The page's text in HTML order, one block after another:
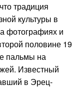
традиция
культуры в
фотографиях и
половине 19
пальмы на
Известный
в Эрец-